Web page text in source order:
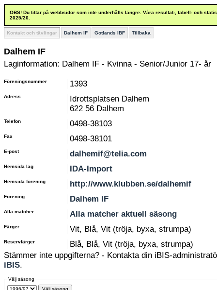
OBS! Du tittar på webbsidor som inte underhålls längre. Våra resultat-, tabell- och
2025/26.
Kontakt och tävlingar Dalhem IF Gotlands IBF Tillbaka
Dalhem IF
Laginformation: Dalhem IF - Kvinna - Senior/Junior 17- år
Föreningsnummer 1393
Adress
Idrottsplatsen Dalhem
622 56 Dalhem
Telefon 0498-38103
Fax 0498-38101
E-post dalhemif@telia.com
Hemsida lag IDA-Import
Hemsida förening http://www.klubben.se/dalhemif
Förening Dalhem IF
Alla matcher Alla matcher aktuell säsong
Färger Vit, Blå, Vit (tröja, byxa, strumpa)
Reservfärger
Blå, Blå, Vit (tröja, byxa, strumpa)
Stämmer inte uppgifterna? - Kontakta din iBIS-
iBIS.
Välj säsong